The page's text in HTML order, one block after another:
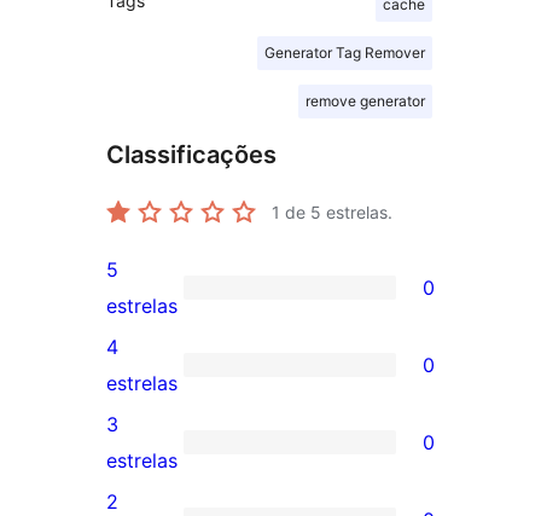
cache
Generator Tag Remover
remove generator
Classificações
1 de 5 estrelas.
0
avaliação
com
5
estrela
5
estrelas
0
0
avaliação
com
4
4
estrelas
0
0
avaliação
3
estrelas
0
2